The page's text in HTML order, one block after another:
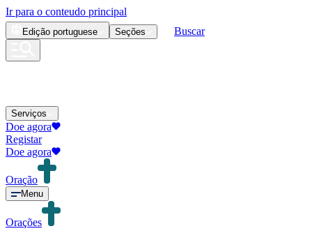
Ir para o conteudo principal
Edição portuguese Seções Buscar
Serviços
Doe agora
Registar
Doe agora
Oração
Menu
Orações